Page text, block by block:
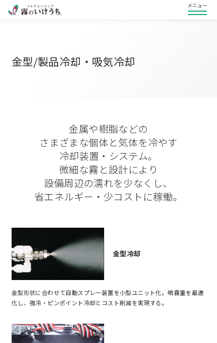
メニュー
金型/製品冷却・吸気冷却
金属や樹脂などの
さまざまな個体と気体を冷やす
冷却装置・システム。
微細な霧と設計により
設備周辺の濡れを少なくし、
省エネルギー・少コストに稼働。
金型冷却
金型形状に合わせて自動スプレー装置を小型ユニット化。噴霧量を最適
化し、強冷・ピンポイント冷却とコスト削減を実現する。